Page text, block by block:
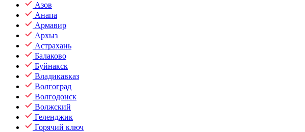
Азов
Анапа
Армавир
Архыз
Астрахань
Балаково
Буйнакск
Владикавказ
Волгоград
Волгодонск
Волжский
Геленджик
Горячий ключ